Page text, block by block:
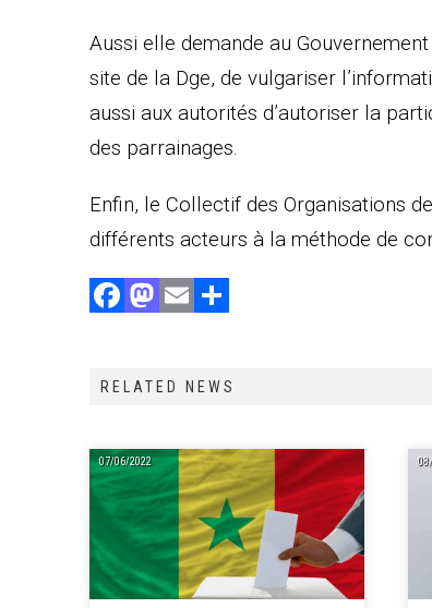
Aussi elle demande au
site de la Dge, de vulgariser
aussi aux autorités d’autoriser la
des parrainages.
Enfin, le Collectif des Organisations
différents acteurs à la méthode de
F
b
ok
M
o
o
n
E
l
g
RELATED NEWS
07/06/2022